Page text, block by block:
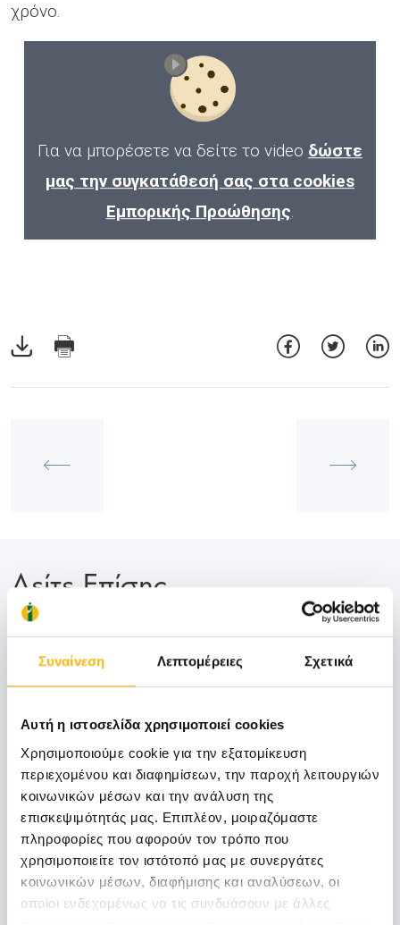
Συναίνεση Λεπτομέρειες Σχετικά
Αυτή η ιστοσελίδα χρησιμοποιεί cookies
Χρησιμοποιούμε cookie για την εξατομίκευση
περιεχομένου και διαφημίσεων, την παροχή λειτουργιών
κοινωνικών μέσων και την ανάλυση της
επισκεψιμότητάς μας. Επιπλέον, μοιραζόμαστε
πληροφορίες που αφορούν τον τρόπο που
χρησιμοποιείτε τον ιστότοπό μας με συνεργάτες
κοινωνικών μέσων, διαφήμισης και αναλύσεων, οι
οποίοι ενδεχομένως να τις συνδυάσουν με άλλες
χρόνο.
Για να μπορέσετε να δείτε το video δώστε
μας την συγκατάθεσή σας στα cookies
Εμπορικής Προώθησης.
Δείτε Επίσης
06
06 - 07 ΝΟΕ
ΓΕΝΙΚΗ ΚΛΙΝΙΚΗ
ΙΑΣΩ Γενική Κλινική: Επιστημονική
Διημερίδα «Γυναικολογικές νεοπλασίες και
νεοπλασίες ουροποιητικού και μαστού:
Θεραπευτικά διλήμματα και νεότερα
δεδομένα από το ESMO 2026»